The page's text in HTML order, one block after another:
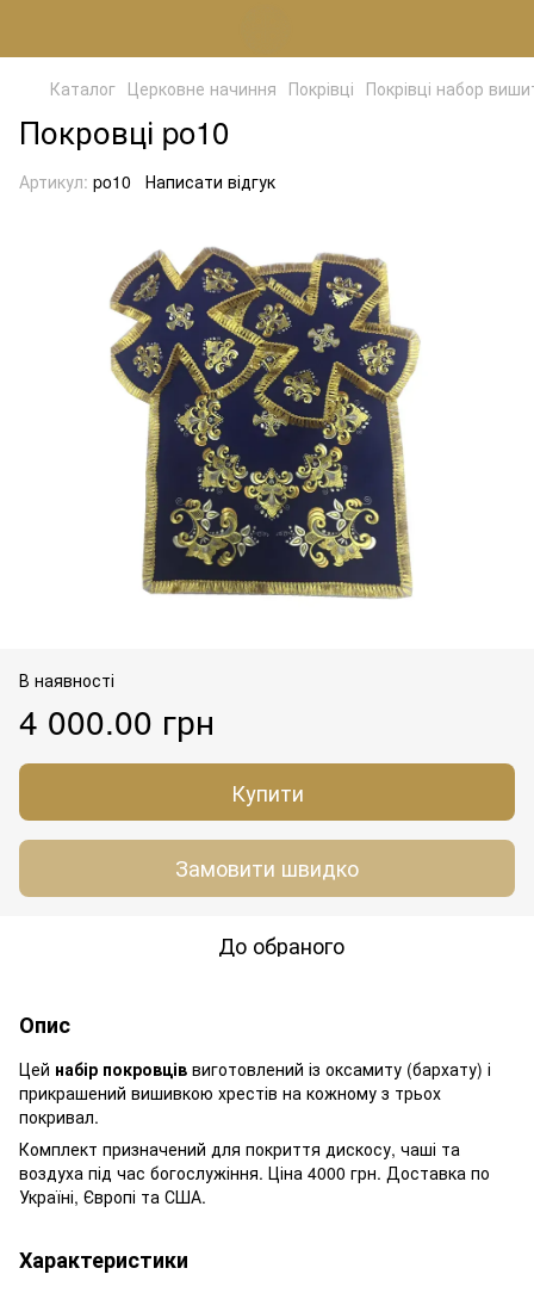
Каталог Церковне начиння Покрівці Покрівці набор
Покровці po10
Артикул: po10 Написати відгук
В наявності
4 000.00 грн
Купити
Замовити швидко
До обраного
Опис
Цей набір покровців виготовлений із оксамиту (бархату) і
прикрашений вишивкою хрестів на кожному з трьох
покривал.
Комплект призначений для покриття дискосу, чаші та
воздуха під час богослужіння. Ціна 4000 грн. Доставка по
Україні, Європі та США.
Характеристики